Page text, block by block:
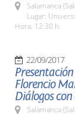
Salamanca
Lugar:
Hora: 12:30 h.
22/09/2017
Florencio
Diálogos
Salamanca